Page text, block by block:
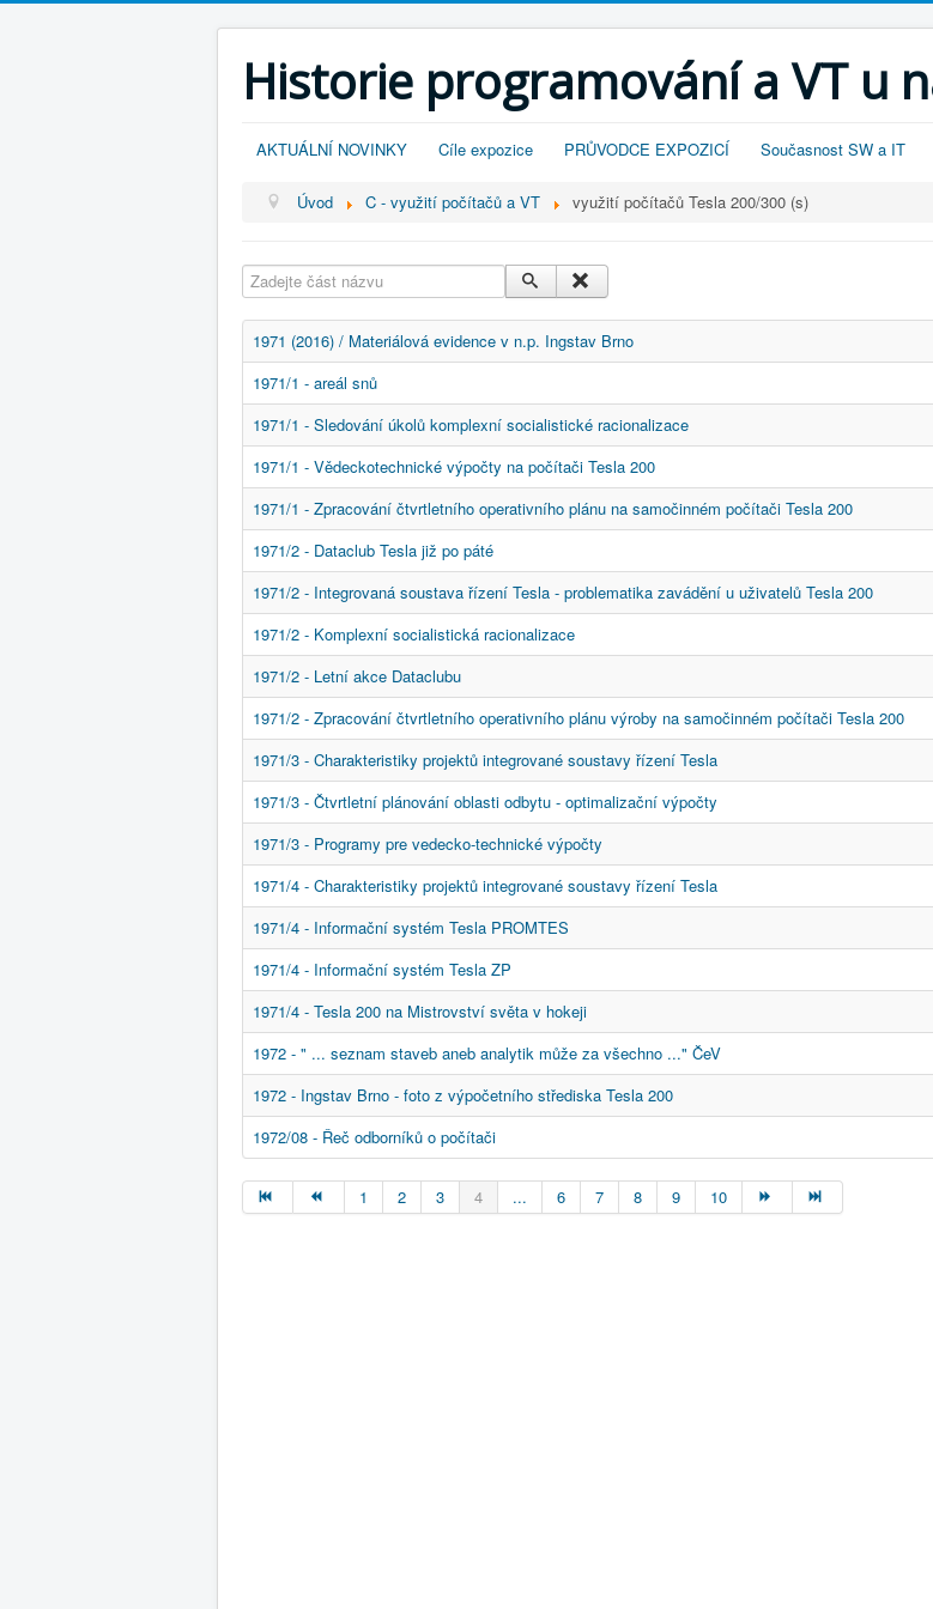
Historie programování a VT u
AKTUÁLNÍ NOVINKY Cíle expozice PRŮVODCE EXPOZICÍ Současnost SW a IT
Úvod C - využití počítačů a VT využití počítačů Tesla 200/300 (s)
Zadejte část názvu
1971 (2016) / Materiálová evidence v n.p. Ingstav Brno
1971/1 - areál snů
1971/1 - Sledování úkolů komplexní socialistické racionalizace
1971/1 - Vědeckotechnické výpočty na počítači Tesla 200
1971/1 - Zpracování čtvrtletního operativního plánu na samočinném počítači Tesla 200
1971/2 - Dataclub Tesla již po páté
1971/2 - Integrovaná soustava řízení Tesla - problematika zavádění u uživatelů Tesla 200
1971/2 - Komplexní socialistická racionalizace
1971/2 - Letní akce Dataclubu
1971/2 - Zpracování čtvrtletního operativního plánu výroby na samočinném počítači Tesla 200
1971/3 - Charakteristiky projektů integrované soustavy řízení Tesla
1971/3 - Čtvrtletní plánování oblasti odbytu - optimalizační výpočty
1971/3 - Programy pre vedecko-technické výpočty
1971/4 - Charakteristiky projektů integrované soustavy řízení Tesla
1971/4 - Informační systém Tesla PROMTES
1971/4 - Informační systém Tesla ZP
1971/4 - Tesla 200 na Mistrovství světa v hokeji
1972 - " ... seznam staveb aneb analytik může za všechno ..." ČeV
1972 - Ingstav Brno - foto z výpočetního střediska Tesla 200
1972/08 - Řeč odborníků o počítači
1 2 3 4 ... 6 7 8 9 10